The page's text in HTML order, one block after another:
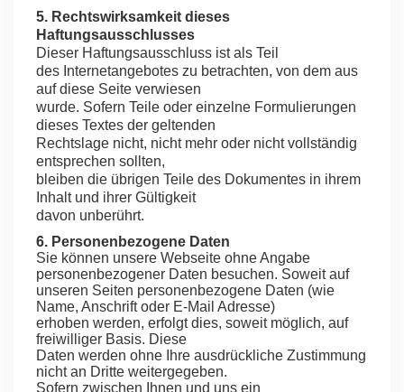
5. Rechtswirksamkeit dieses
Haftungsausschlusses
Dieser Haftungsausschluss ist als Teil
des Internetangebotes zu betrachten, von dem aus
auf diese Seite verwiesen
wurde. Sofern Teile oder einzelne Formulierungen
dieses Textes der geltenden
Rechtslage nicht, nicht mehr oder nicht vollständig
entsprechen sollten,
bleiben die übrigen Teile des Dokumentes in ihrem
Inhalt und ihrer Gültigkeit
davon unberührt.
6. Personenbezogene Daten
Sie können unsere Webseite ohne Angabe
personenbezogener Daten besuchen. Soweit auf
unseren Seiten personenbezogene Daten (wie
Name, Anschrift oder E-Mail Adresse)
erhoben werden, erfolgt dies, soweit möglich, auf
freiwilliger Basis. Diese
Daten werden ohne Ihre ausdrückliche Zustimmung
nicht an Dritte weitergegeben.
Sofern zwischen Ihnen und uns ein